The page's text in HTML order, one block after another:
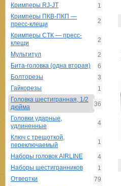
Кримперы RJ-JT
1
Кримперы ПКВ-ПКП —
пресс-клещи
2
Кримперы СТК — пресс-
клещи
2
Мультитул
2
Бита-головка (одна вторая)
6
Болторезы
3
Гайкорезы
1
Головка шестигранная, 1/2
дюйма
36
Головки ударные,
удлиненные
4
Ключ с трещоткой,
переключаемый
1
Наборы головок AIRLINE
4
Наборы шестигранников
1
Отвертки
79